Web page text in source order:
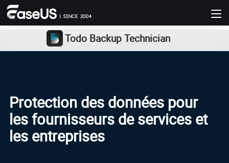
Todo Backup Technician
Protection des données pour
les fournisseurs de services et
les entreprises